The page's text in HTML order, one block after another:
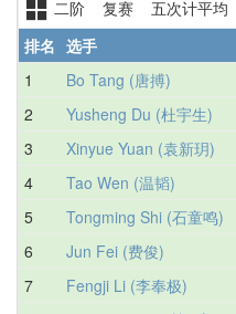
二阶 复赛 五次计平均
排名 选手
1
Bo Tang (唐搏)
2 Yusheng Du (杜宇生)
3 Xinyue Yuan (袁新玥)
4 Tao Wen (温韬)
5 Tongming Shi (石童鸣)
6 Jun Fei (费俊)
7 Fengji Li (李奉极)